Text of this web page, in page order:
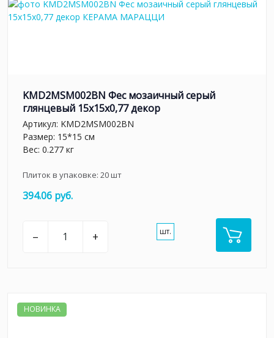
KMD2MSM002BN Фес мозаичный серый
глянцевый 15x15x0,77 декор
Артикул: KMD2MSM002BN
Размер: 15*15 см
Вес: 0.277 кг
Плиток в упаковке: 20шт
394.06 руб.
– + шт.
НОВИНКА